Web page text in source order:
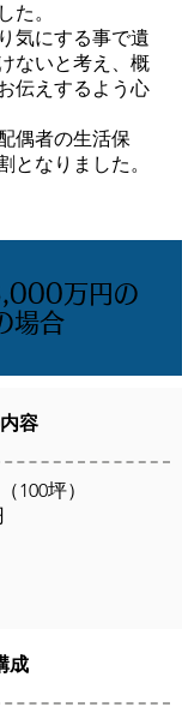
た。
気にする事で遺
ないと考え、概
伝えするよう心
偶者の生活保
となりました。
万円の
場合
容
100坪）
成